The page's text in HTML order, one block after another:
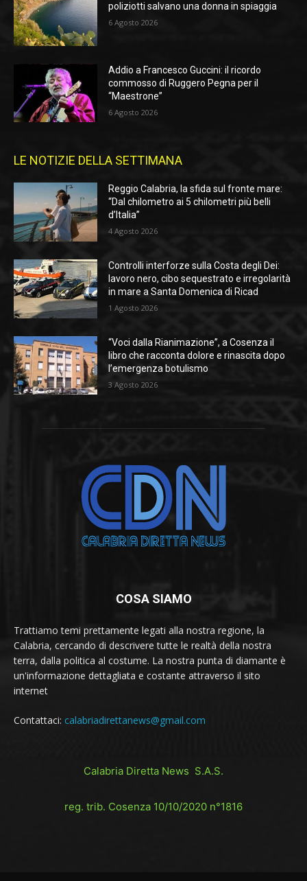
poliziotti salvano una donna in spiaggia
6 Agosto 2026
Addio a Francesco Guccini: il ricordo
commosso di Ruggero Pegna per il
“Maestrone”
6 Agosto 2026
LE NOTIZIE DELLA SETTIMANA
Reggio Calabria, la sfida sul fronte mare:
“Dal chilometro ai 5 chilometri più belli
d’Italia”
4 Agosto 2026
Controlli interforze sulla Costa degli Dei:
lavoro nero, cibo sequestrato e irregolarità
in mare a Santa Domenica di Ricad
1 Agosto 2026
“Voci dalla Rianimazione”, a Cosenza il
libro che racconta dolore e rinascita dopo
l’emergenza botulismo
3 Agosto 2026
COSA SIAMO
Trattiamo temi prettamente legati alla nostra regione, la
Calabria, cercando di descrivere tutte le realtà della nostra
terra, dalla politica al costume. La nostra punta di diamante è
un'informazione dettagliata e costante attraverso il sito
internet
Contattaci: calabriadirettanews@gmail.com
Calabria Diretta News S.A.S.
reg. trib. Cosenza 10/10/2020 n°1816